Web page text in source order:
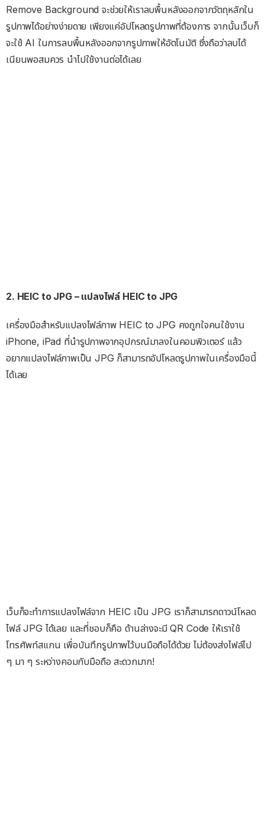
Remove Background จะช่วยให้เราลบพื้นหลังออกจากวัตถุหลักใน
รูปภาพได้อย่างง่ายดาย เพียงแค่อัปโหลดรูปภาพที่ต้องการ จากนั้นเว็บก็
จะใช้ AI ในการลบพื้นหลังออกจากรูปภาพให้อัตโนมัติ ซึ่งถือว่าลบได้
เนียนพอสมควร นำไปใช้งานต่อได้เลย
2. HEIC to JPG – แปลงไฟล์ HEIC to JPG
เครื่องมือสำหรับแปลงไฟล์ภาพ HEIC to JPG คงถูกใจคนใช้งาน
iPhone, iPad ที่นำรูปภาพจากอุปกรณ์มาลงในคอมพิวเตอร์ แล้ว
อยากแปลงไฟล์ภาพเป็น JPG ก็สามารถอัปโหลดรูปภาพในเครื่องมือนี้
ได้เลย
เว็บก็จะทำการแปลงไฟล์จาก HEIC เป็น JPG เราก็สามารถดาวน์โหลด
ไฟล์ JPG ได้เลย และที่ชอบก็คือ ด้านล่างจะมี QR Code ให้เราใช้
โทรศัพท์สแกน เพื่อบันทึกรูปภาพไว้บนมือถือได้ด้วย ไม่ต้องส่งไฟล์ไป
ๆ มา ๆ ระหว่างคอมกับมือถือ สะดวกมาก!